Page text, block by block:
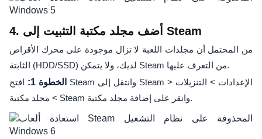
4. أضف مجلد مكتبة التثبيت إلى Steam
من المحتمل أن مجلدات اللعبة لا تزال موجودة على محرك الأقراص
الثابتة (HDD/SSD) لديك، ولا يتمكن Steam من التعرف عليها.
الخطوة 1:
افتح Steam وانتقل إلى Steam > الإعدادات > التنزيلات
> مجلد مكتبة Steam وانقر على إضافة مجلد مكتبة.